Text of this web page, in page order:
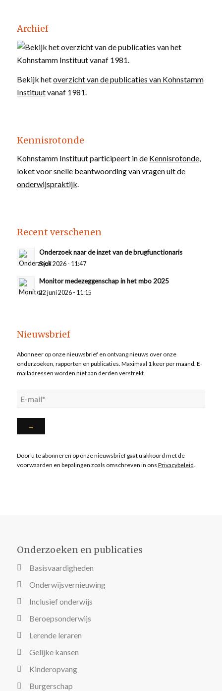
Archief
Bekijk hetoverzicht van de publicaties van Kohnstamm
Instituutvanaf 1981.
Kennisrotonde
Kohnstamm Instituut participeert in de Kennisrotonde,
loket voor snelle beantwoording vanvragen uit de
onderwijspraktijk.
Recent verschenen
Onderzoek naar de inzet van de brugfunctionaris
8 juli 2026 - 11:47
Monitor medezeggenschap in het mbo 2025
22 juni 2026 - 11:15
Nieuwsbrief
Abonneer op onze nieuwsbrief en ontvang nieuws over onze
onderzoeken, rapporten en publicaties. Maximaal 1 keer per maand. E-
mailadressen worden niet aan derden verstrekt.
Door u te abonneren op onze nieuwsbrief gaat u akkoord met de
voorwaarden en bepalingen zoals omschreven in ons Privacybeleid.
Onderzoeken en publicaties
Basisvaardigheden
Onderwijsvernieuwing
Inclusief onderwijs
Beroepsonderwijs
Lerende leraren
Gelijke kansen
Kinderopvang
Burgerschap